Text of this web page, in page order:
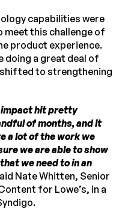
capabilities were
this challenge of
product experience.
doing a great deal of
to strengthening
impact hit pretty
of months, and it
a lot of the work we
we are able to show
we need to in an
Nate Whitten, Senior
for Lowe’s, in a